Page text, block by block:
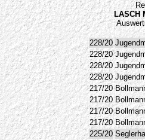
LASCH
228/20
228/20
228/20
228/20
217/20
217/20
217/20
217/20
225/20